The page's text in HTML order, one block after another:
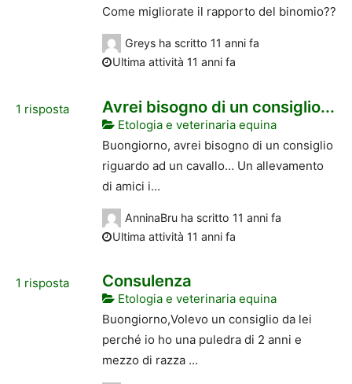
Come migliorate il rapporto del binomio??
Greysha scritto 11 anni fa
Ultima attività 11 anni fa
1 risposta Avrei bisogno di un consiglio...
Etologia e veterinaria equina
Buongiorno, avrei bisogno di un consiglio
riguardo ad un cavallo… Un allevamento
di amici i...
AnninaBruha scritto 11 anni fa
Ultima attività 11 anni fa
1 risposta Consulenza
Etologia e veterinaria equina
Buongiorno,Volevo un consiglio da lei
perché io ho una puledra di 2 anni e
mezzo di razza ...